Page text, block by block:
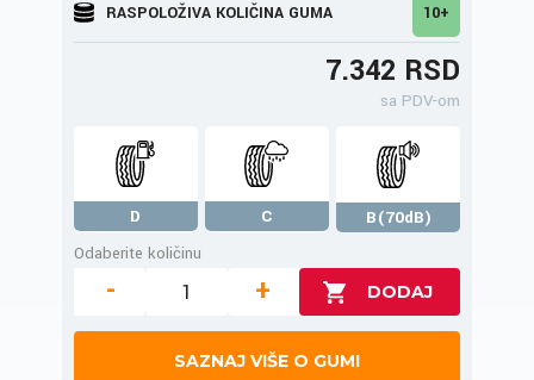
RASPOLOŽIVA KOLIČINA GUMA 10+
7.342 RSD
sa PDV-om
D C
B(70dB)
Odaberite količinu
- +
SAZNAJ VIŠE O GUMI